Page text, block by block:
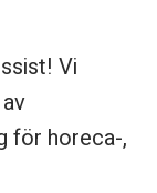
Vi
för horeca-,